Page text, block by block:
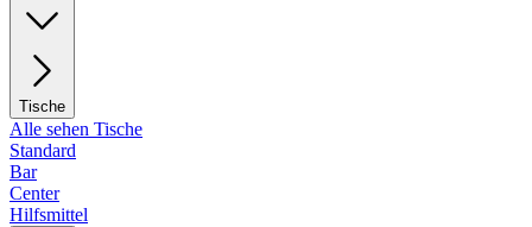
Tische
Alle sehen Tische
Standard
Bar
Center
Hilfsmittel